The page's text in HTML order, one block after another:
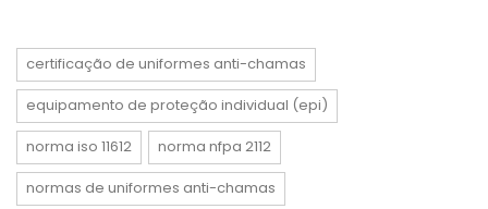
certificação de uniformes anti-chamas
equipamento de proteção individual (epi)
norma iso 11612
norma nfpa 2112
normas de uniformes anti-chamas